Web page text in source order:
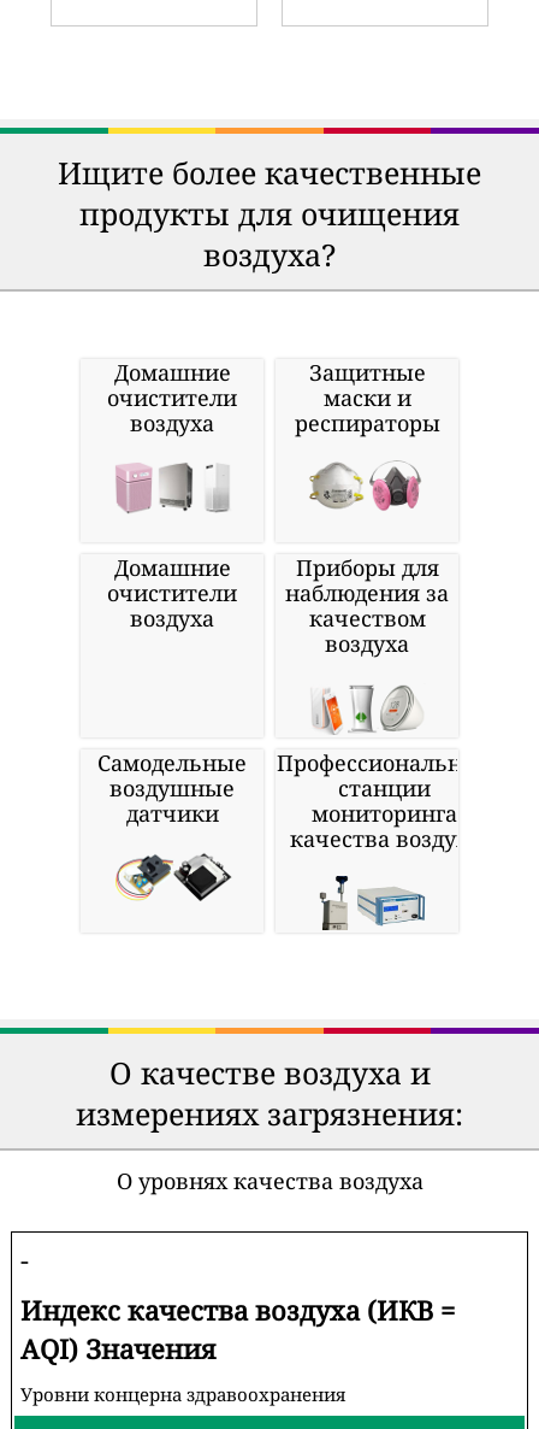
Ищите более качественные
продукты для очищения
воздуха?
Домашние
очистители
воздуха
Защитные
маски и
респираторы
Домашние
очистители
воздуха
Приборы для
наблюдения за
качеством
воздуха
Самодельные
воздушные
датчики
Профессиональные
станции
мониторинга
качества воздуха
О качестве воздуха и
измерениях загрязнения:
О уровнях качества воздуха
-
Индекс качества воздуха (ИКВ =
AQI) Значения
Уровни концерна здравоохранения